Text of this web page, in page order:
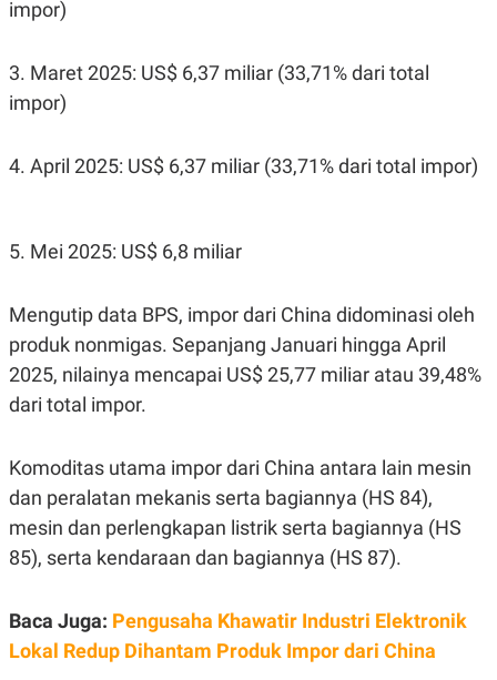
impor)
3. Maret 2025: US$ 6,37 miliar (33,71% dari total
impor)
4. April 2025: US$ 6,37 miliar (33,71% dari total impor)
5. Mei 2025: US$ 6,8 miliar
Mengutip data BPS, impor dari China didominasi oleh
produk nonmigas. Sepanjang Januari hingga April
2025, nilainya mencapai US$ 25,77 miliar atau 39,48%
dari total impor.
Komoditas utama impor dari China antara lain mesin
dan peralatan mekanis serta bagiannya (HS 84),
mesin dan perlengkapan listrik serta bagiannya (HS
85), serta kendaraan dan bagiannya (HS 87).
Baca Juga: Pengusaha Khawatir Industri Elektronik
Lokal Redup Dihantam Produk Impor dari China